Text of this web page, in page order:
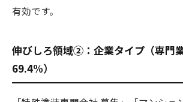
有効です。
伸びしろ領域②：企業タイプ（専門
69.4%）